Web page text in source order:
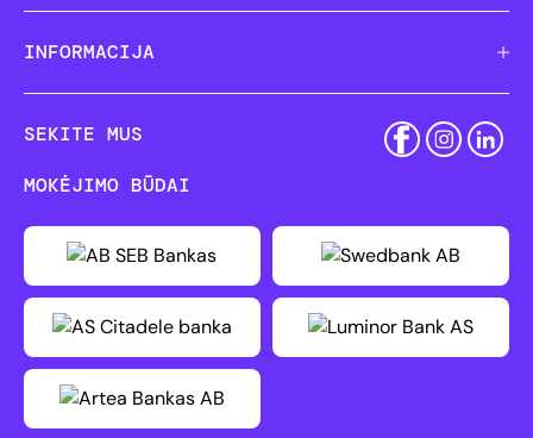
INFORMACIJA
SEKITE MUS
MOKĖJIMO BŪDAI